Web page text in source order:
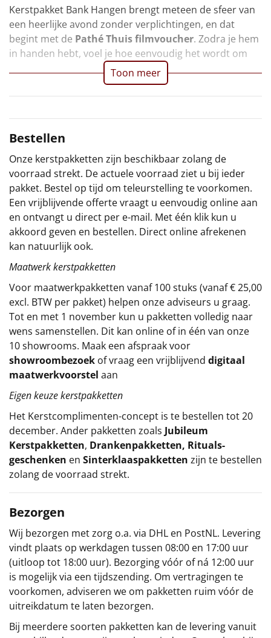
Ideeën
Personeel
Sinterklaaspakketten
Particulier
Kerstgeschenken 2026
Relatiegeschenken
Cadeaubon
Per stuk
Alle overige
Kerstpakket Bank Hangen brengt meteen de sfeer van
een heerlijke avond zonder verplichtingen, en dat
begint met de Pathé Thuis filmvoucher. Zodra je hem
in handen hebt, voel je hoe eenvoudig het wordt om
Toon meer
Bestellen
Onze kerstpakketten zijn beschikbaar zolang de
voorraad strekt. De actuele voorraad ziet u bij ieder
pakket. Bestel op tijd om teleurstelling te voorkomen.
Een vrijblijvende offerte vraagt u eenvoudig online aan
en ontvangt u direct per e-mail. Met één klik kun u
akkoord geven en bestellen. Direct online afrekenen
kan natuurlijk ook.
Maatwerk kerstpakketten
Voor maatwerkpakketten vanaf 100 stuks (vanaf € 25,00
excl. BTW per pakket) helpen onze adviseurs u graag.
Tot en met 1 november kun u pakketten volledig naar
wens samenstellen. Dit kan online of in één van onze
10 showrooms. Maak een afspraak voor
showroombezoek of vraag een vrijblijvend digitaal
maatwerkvoorstel aan
Eigen keuze kerstpakketten
Het Kerstcomplimenten-concept is te bestellen tot 20
december. Ander pakketten zoals Jubileum
Kerstpakketten, Drankenpakketten, Rituals-
geschenken en Sinterklaaspakketten zijn te bestellen
zolang de voorraad strekt.
Bezorgen
Wij bezorgen met zorg o.a. via DHL en PostNL. Levering
vindt plaats op werkdagen tussen 08:00 en 17:00 uur
(uitloop tot 18:00 uur). Bezorging vóór of ná 12:00 uur
is mogelijk via een tijdszending. Om vertragingen te
voorkomen, adviseren we om pakketten ruim vóór de
uitreikdatum te laten bezorgen.
Bij meerdere soorten pakketten kan de levering vanuit